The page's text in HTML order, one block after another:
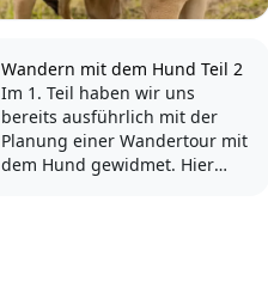
Wandern mit dem Hund Teil 2
Im 1. Teil haben wir uns
bereits ausführlich mit der
Planung einer Wandertour mit
dem Hund gewidmet. Hier